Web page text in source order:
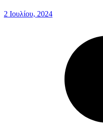
2 Ιουλίου, 2024